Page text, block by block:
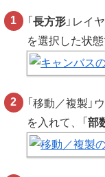
「長方形 」レイ
を選択した状
「移動／複製」
を入れて、「部